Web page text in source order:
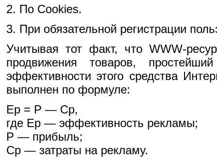
2. По Cookies.
3. При обязательной регистрации
Учитывая тот факт, что WWW-
продвижения товаров,
эффективности этого средства
выполнен по формуле:
Ер = Р — Ср,
где Ер — эффективность рекламы;
Р — прибыль;
Ср — затраты на рекламу.